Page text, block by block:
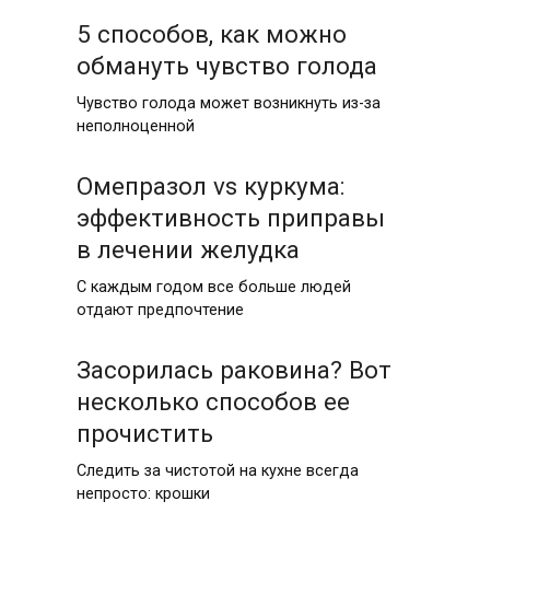
5 способов, как можно
обмануть чувство голода
Чувство голода может возникнуть из-за
неполноценной
Омепразол vs куркума:
эффективность приправы
в лечении желудка
С каждым годом все больше людей
отдают предпочтение
Засорилась раковина? Вот
несколько способов ее
прочистить
Следить за чистотой на кухне всегда
непросто: крошки